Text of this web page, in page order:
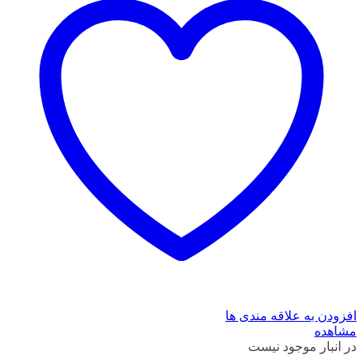
افزودن به علاقه مندی ها
مشاهده
در انبار موجود نیست